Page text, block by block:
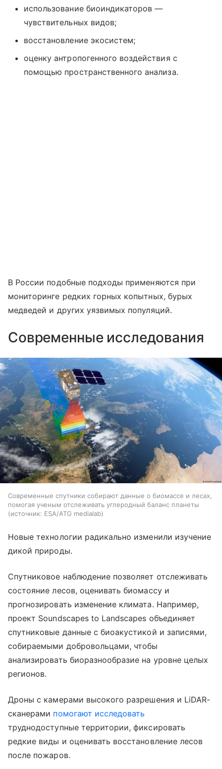
использование биоиндикаторов —
чувствительных видов;
восстановление экосистем;
оценку антропогенного воздействия с
помощью пространственного анализа.
В России подобные подходы применяются при
мониторинге редких горных копытных, бурых
медведей и других уязвимых популяций.
Современные исследования
Современные спутники собирают данные о биомассе и лесах,
помогая ученым отслеживать углеродный баланс планеты
источник: ESA/ATG medialab
Новые технологии радикально изменили изучение
дикой природы.
Спутниковое наблюдение позволяет отслеживать
состояние лесов, оценивать биомассу и
прогнозировать изменение климата. Например,
проект Soundscapes to Landscapes объединяет
спутниковые данные с биоакустикой и записями,
собираемыми добровольцами, чтобы
анализировать биоразнообразие на уровне целых
регионов.
Дроны с камерами высокого разрешения и LiDAR-
сканерами помогают исследовать
труднодоступные территории, фиксировать
редкие виды и оценивать восстановление лесов
после пожаров.